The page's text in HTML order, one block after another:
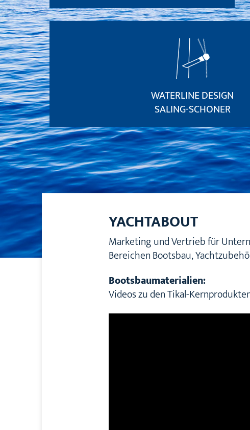
WATERLINE DESIGN
SALING-SCHONER
YACHTABOUT
Marketing und Vertrieb für
Bereichen Bootsbau,
Bootsbaumaterialien:
Videos zu den Tikal-